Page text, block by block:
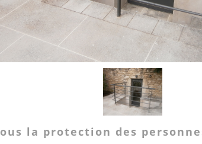
la protection des